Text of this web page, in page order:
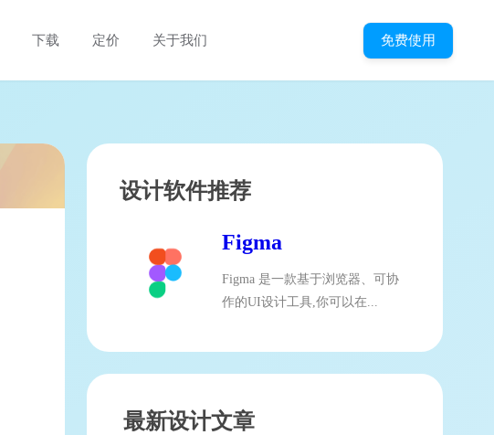
下载 定价 关于我们 免费使用
设计软件推荐
Figma
Figma 是一款基于浏览器、可协
作的UI设计工具,你可以在...
最新设计文章